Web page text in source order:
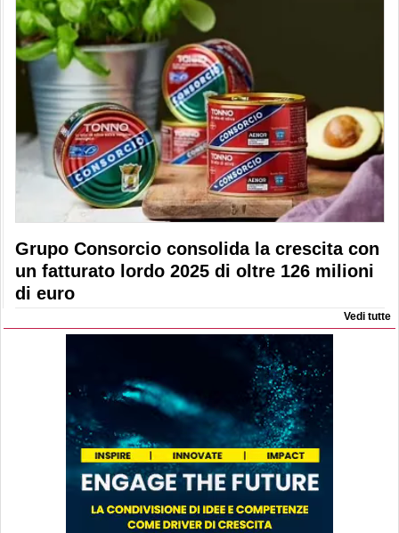
Grupo Consorcio consolida la crescita con
un fatturato lordo 2025 di oltre 126 milioni
di euro
Vedi tutte